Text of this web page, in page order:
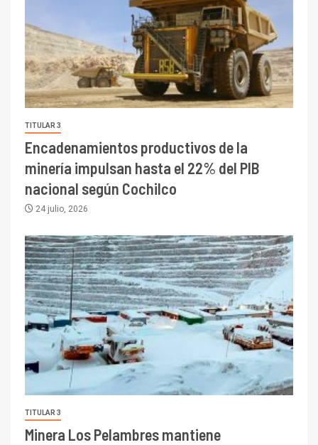
TITULAR 3
Encadenamientos productivos de la
minería impulsan hasta el 22% del PIB
nacional según Cochilco
24 julio, 2026
TITULAR 3
Minera Los Pelambres mantiene